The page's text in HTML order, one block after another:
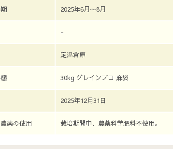
2025年6月〜8月
-
定温倉庫
30kg グレインプロ 麻袋
2025年12月31日
薬の使用 栽培期間中、農薬科学肥料不使用。